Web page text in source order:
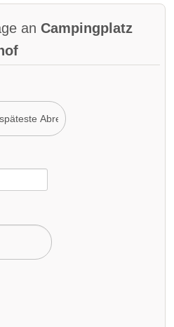
an Campingplatz